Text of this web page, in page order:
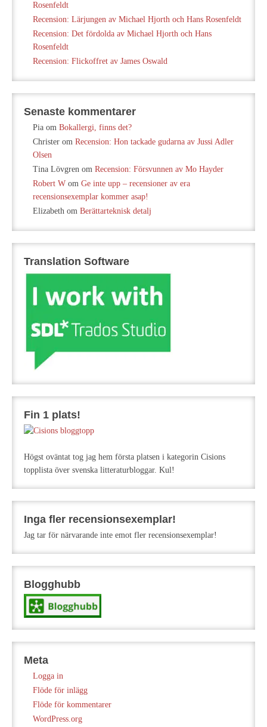
Rosenfeldt
Recension: Lärjungen av Michael Hjorth och Hans Rosenfeldt
Recension: Det fördolda av Michael Hjorth och Hans
Rosenfeldt
Recension: Flickoffret av James Oswald
Senaste kommentarer
Pia om Bokallergi, finns det?
Christer om Recension: Hon tackade gudarna av Jussi Adler
Olsen
Tina Lövgren om Recension: Försvunnen av Mo Hayder
Robert W om Ge inte upp – recensioner av era
recensionsexemplar kommer asap!
Elizabeth om Berättarteknisk detalj
Translation Software
Fin 1 plats!
Högst oväntat tog jag hem första platsen i kategorin Cisions
topplista över svenska litteraturbloggar. Kul!
Inga fler recensionsexemplar!
Jag tar för närvarande inte emot fler recensionsexemplar!
Blogghubb
Meta
Logga in
Flöde för inlägg
Flöde för kommentarer
WordPress.org